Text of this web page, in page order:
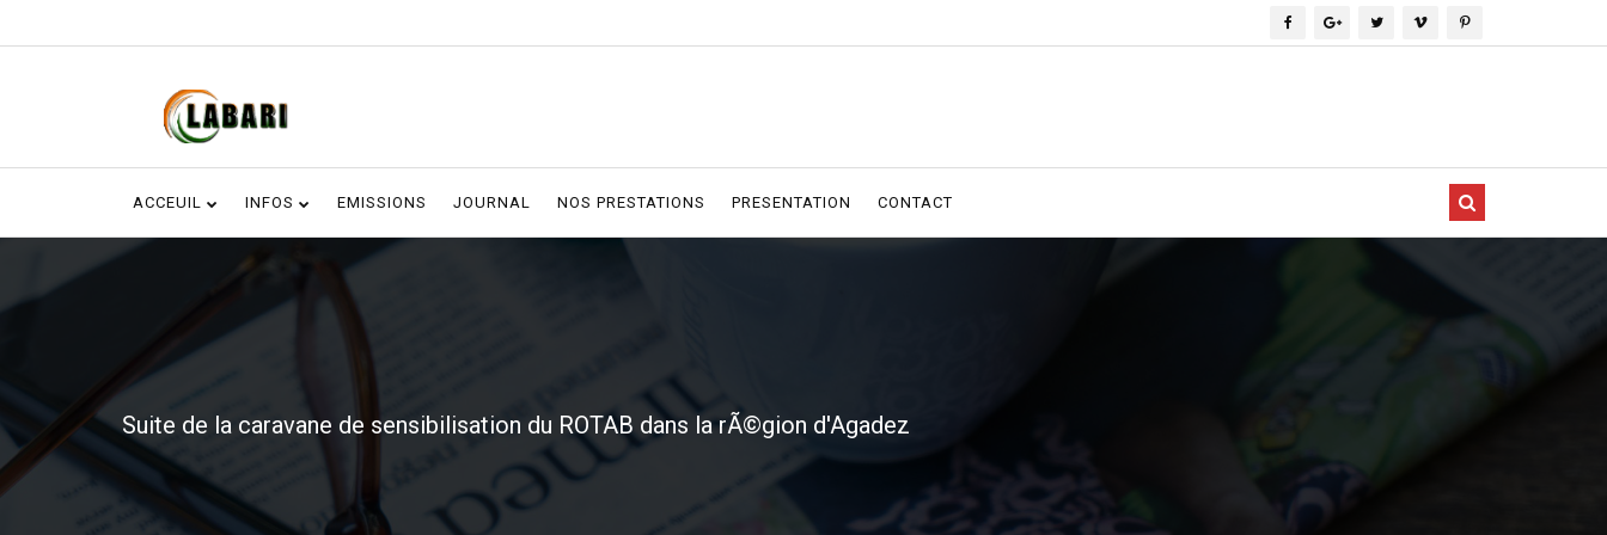
ACCEUIL INFOS EMISSIONS JOURNAL NOS PRESTATIONS PRESENTATION CONTACT
Suite de la caravane de sensibilisation du ROTAB dans la rÃ©gion d'Agadez